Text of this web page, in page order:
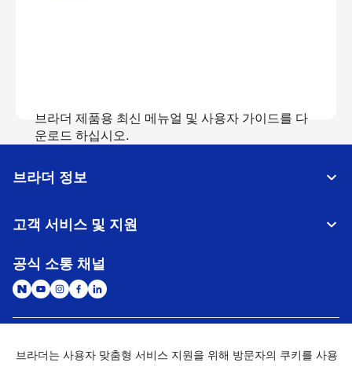
브라더 제품용 최신 메뉴얼 및 사용자 가이드를 다
운로드 하십시오.
브라더 정보
고객 서비스 및 지원
공식 소통 채널
대한민국 글로벌 네트워크
브라더는 사용자 맞춤형 서비스 지원을 위해 방문자의 쿠키를 사용